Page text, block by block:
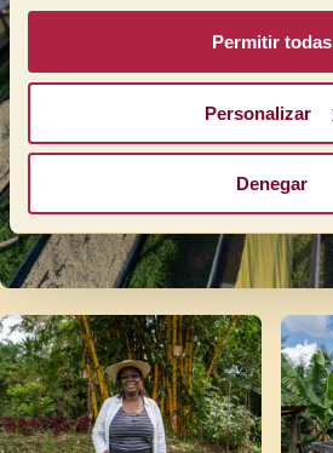
Permitir todas
Personalizar
Denegar